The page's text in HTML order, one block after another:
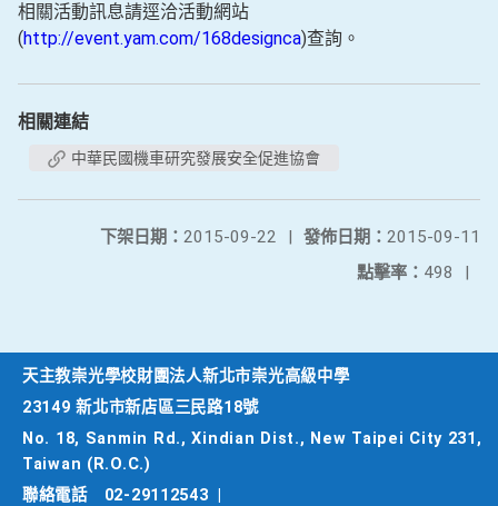
相關活動訊息請逕洽活動網站
(http://event.yam.com/168designca)查詢。
相關連結
中華民國機車研究發展安全促進協會
發佈日期： 2015-09-11
下架日期： 2015-09-22
|
點擊率： 498 |
天主教崇光學校財團法人新北市崇光高級中學
23149 新北市新店區三民路18號
No. 18, Sanmin Rd., Xindian Dist., New Taipei City 231,
Taiwan (R.O.C.)
聯絡電話
02-29112543